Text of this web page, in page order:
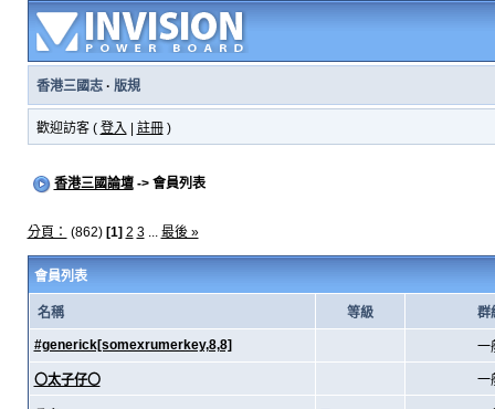
香港三國志· 版規
歡迎訪客 ( 登入 註冊)
香港三國論壇-> 會員列表
分頁： (862) [1] 2 3... 最後 »
會員列表
名稱 等級 群
#generick[somexrumerkey,8,8] 一
〇太子仔〇 一